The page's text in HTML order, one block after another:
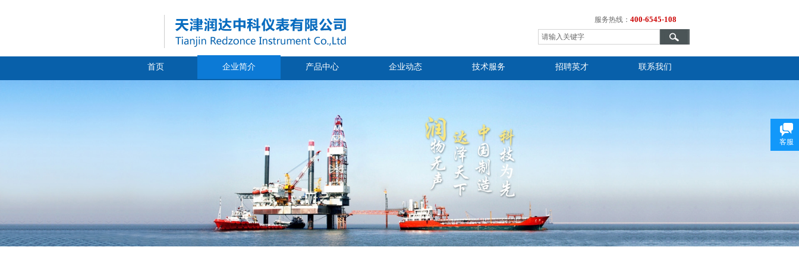
服务热线： 400-6545-108
首页 企业简介 产品中心 企业动态 技术服务 招聘英才 联系我们
客服